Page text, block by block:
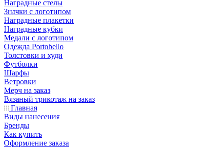
Наградные стелы
Значки с логотипом
Наградные плакетки
Наградные кубки
Медали с логотипом
Одежда Portobello
Толстовки и худи
Футболки
Шарфы
Ветровки
Мерч на заказ
Вязаный трикотаж на заказ
Главная
Виды нанесения
Бренды
Как купить
Оформление заказа